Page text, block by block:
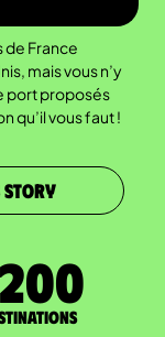
de France
mais vous n’y
port proposés
qu’il vous faut !
200